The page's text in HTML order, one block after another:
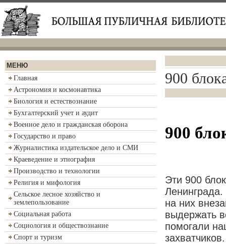
МЕНЮ
Главная
Астрономия и космонавтика
Биология и естествознание
Бухгалтерский учет и аудит
Военное дело и гражданская оборона
Государство и право
Журналистика издательское дело и СМИ
Краеведение и этнография
Производство и технологии
Религия и мифология
Сельское лесное хозяйство и
землепользование
Социальная работа
Социология и обществознание
Спорт и туризм
900
900
Эти 900
на них
выдержать
помогали
захватчиков.